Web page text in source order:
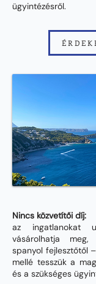
ügyintézésről.
Nincs közvetítői díj:
az ingatlanokat
vásárolhatja
spanyol fejlesztőtől
mellé tesszük a
és a szükséges